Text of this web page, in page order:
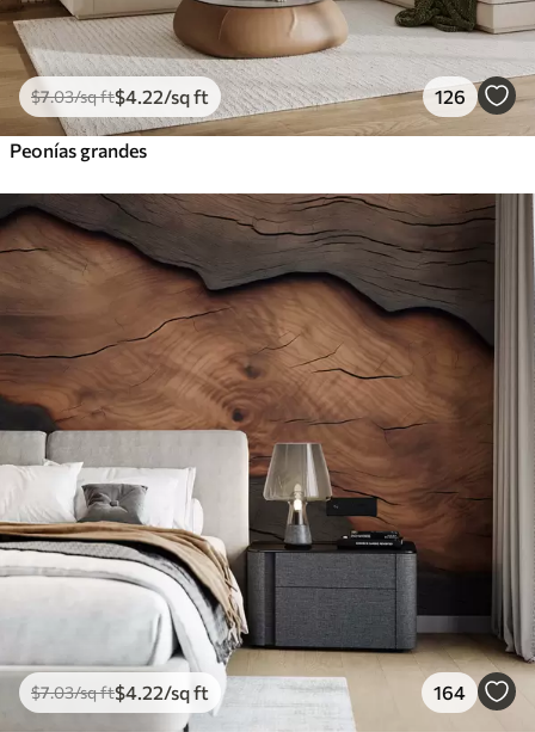
$7.03/sq ft$4 .22/sq ft 126
Peonías grandes
$7.03/sq ft$4 .22/sq ft 164